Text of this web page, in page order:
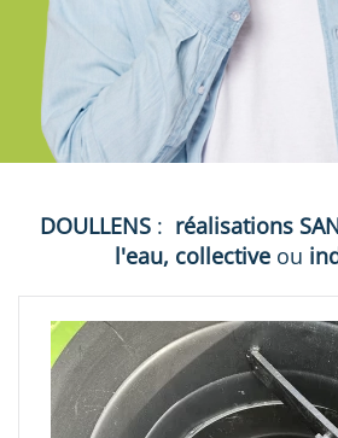
DOULLENS : réalisations
l'eau, collective ou